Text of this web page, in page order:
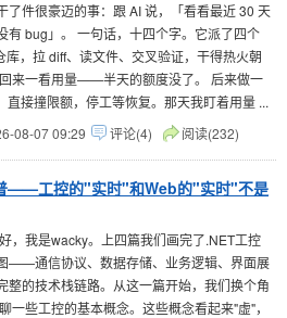
了件很豪迈的事：跟 AI 说，「看看最近 30 天
有 bug」。 一句话，十四个字。它派了四个
库，拉 diff、读文件、交叉验证，干得热火朝
来一看用量——半天的额度没了。 后来做一
直接撞限额，停工等恢复。那天我盯着用量 ...
08-07 09:29 评论(4) 阅读(232)
——工控的"实时"和Web的"实时"不是
，我是wacky。上四篇我们画完了.NET工控
——通信协议、数据存储、业务逻辑、界面展
整的技术栈链路。从这一篇开始，我们换个角
一些工控的基本概念。这些概念看起来"虚"，